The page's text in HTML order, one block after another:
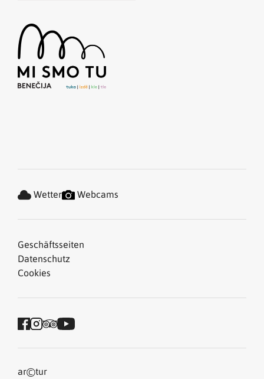
Geschäftsseiten
Datenschutz
Cookies
Wetter Webcams
ar©tur